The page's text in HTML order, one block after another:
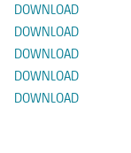
DOWNLOAD
DOWNLOAD
DOWNLOAD
DOWNLOAD
DOWNLOAD